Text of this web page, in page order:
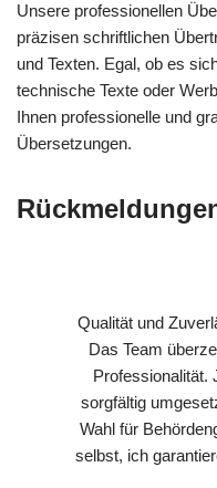
Unsere professionellen
präzisen schriftlichen
und Texten. Egal, ob es
technische Texte oder
Ihnen professionelle und
Übersetzungen.
Qualität und
Das Team
Professionalität.
sorgfältig
Wahl für
selbst, ich